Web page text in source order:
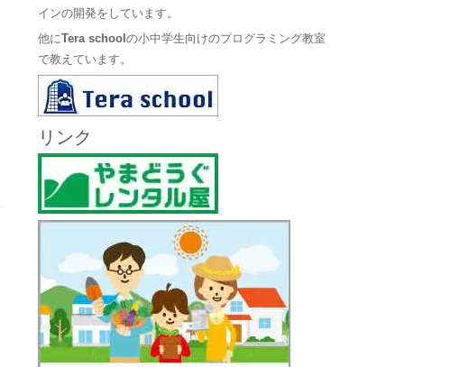
インの開発をしています。
他にTera schoolの小中学生向けのプログラミング教室
で教えています。
リンク